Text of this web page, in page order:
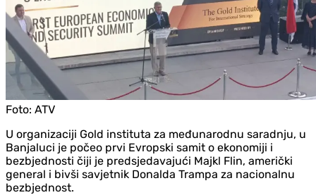
Foto: ATV
U organizaciji Gold instituta za međunarodnu saradnju, u
Banjaluci je počeo prvi Evropski samit o ekonomiji i
bezbjednosti čiji je predsjedavajući Majkl Flin, američki
general i bivši savjetnik Donalda Trampa za nacionalnu
bezbjednost.